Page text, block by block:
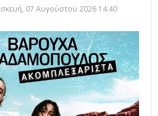
07 Αυγούστου 2026 14:40